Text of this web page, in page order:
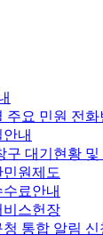
주요 민원 전화
내
구 대기현황
민원제도
료안내
비스헌장
청 통합 알림 신